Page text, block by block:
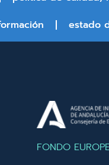
estado
FONDO